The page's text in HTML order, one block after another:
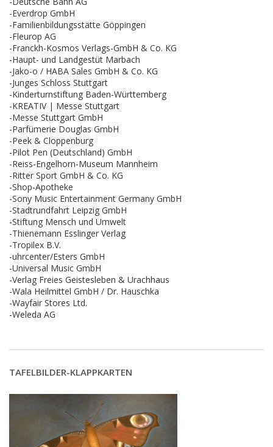
-Everdrop GmbH
-Familienbildungsstätte Göppingen
-Fleurop AG
-Franckh-Kosmos Verlags-GmbH & Co. KG
-Haupt- und Landgestüt Marbach
-Jako-o / HABA Sales GmbH & Co. KG
-Junges Schloss Stuttgart
-Kinderturnstiftung Baden-Württemberg
-KREATIV | Messe Stuttgart
-Messe Stuttgart GmbH
-Parfümerie Douglas GmbH
-Peek & Cloppenburg
-Pilot Pen (Deutschland) GmbH
-Reiss-Engelhorn-Museum Mannheim
-Ritter Sport GmbH & Co. KG
-Shop-Apotheke
-Sony Music Entertainment Germany GmbH
-Stadtrundfahrt Leipzig GmbH
-Stiftung Mensch und Umwelt
-Thienemann Esslinger Verlag
-Tropilex B.V.
-uhrcenter/Esters GmbH
-Universal Music GmbH
-Verlag Freies Geistesleben & Urachhaus
-Wala Heilmittel GmbH / Dr. Hauschka
-Wayfair Stores Ltd.
-Weleda AG
TAFELBILDER-KLAPPKARTEN